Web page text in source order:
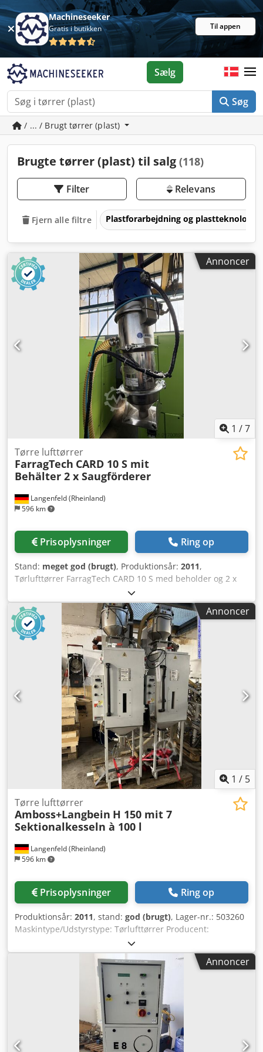
Machineseeker
Gratis i butikken Til appen
Søg
Sælg
/ ... / Brugt tørrer (plast)
Brugte tørrer (plast) til salg (118)
Filter Relevans
Fjern alle filtre Plastforarbejdning og plastteknologi
Annoncer
1 /7
Langenfeld (Rheinland)
596 km
Tørre lufttørrer
FarragTech CARD 10 S mit
Behälter 2 x Saugförderer
Prisoplysninger Ring op
Stand: meget god (brugt), Produktionsår: 2011,
Tørlufttørrer FarragTech CARD 10 S med beholder og 2 x
sugetransportører ICEVA GS-4mD Lager-nr.: 503577
Maskintype/udstyrstype: Tørlufttørrer Fabrikant:
FarragTech GmbH Model: CARD 10 S Årgang: 2011
Beholdervolumen: 10 ltr. Djdpfx Abey Akk So Rock
Kapacitet: 2 t/3,25 kg/80° ABS Effekt: 1,1 kW Spænding: 230
Volt Tragtervolumen: 70 ltr Tilbehør: 2x sugetransportører
ICEVA GS-4mD
Annoncer
1 / 5
Langenfeld (Rheinland)
596 km
Tørre lufttørrer
Amboss+Langbein H 150 mit 7
Sektionalkesseln à 100 l
Prisoplysninger Ring op
Produktionsår: 2011, stand: god (brugt), Lager-nr.: 503260
Maskintype/Udstyrstype: Tørlufttørrer Producent:
Amboss+Langbein Model: Sektionstørrer H150 Årgang:
2011 Sektionstørrer H150 med 8 sektionstanke à 100 l.
Efter behov også med materialestyring og vakuumanlæg.
Beholdervolumen: 7 x 100 l Luftgennemstrømning: 400
m³/t Dcodpfjx Eifkjx Ab Rsk De sektionale tørretumblere fra
Amboss+Langbein kan anvendes til energibesparende,
stationær og mobil tørring. Takket være Amboss+Langbeins
modulsystem kan tørreanlægget tilpasses individuelt til
virksomhedens krav og realiseres selv på meget lidt plads.
Annoncer